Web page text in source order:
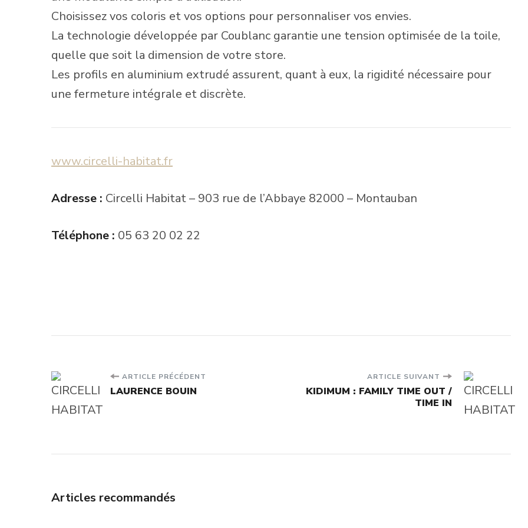
Choisissez vos coloris et vos options pour personnaliser vos envies.
La technologie développée par Coublanc garantie une tension optimisée de la toile,
quelle que soit la dimension de votre store.
Les profils en aluminium extrudé assurent, quant à eux, la rigidité nécessaire pour
une fermeture intégrale et discrète.
www.circelli-habitat.fr
Adresse : Circelli Habitat – 903 rue de l’Abbaye 82000 – Montauban
Téléphone : 05 63 20 02 22
Navigation
d'article
ARTICLE PRÉCÉDENT
LAURENCE BOUIN
ARTICLE SUIVANT
KIDIMUM : FAMILY TIME OUT /
TIME IN
Articles recommandés